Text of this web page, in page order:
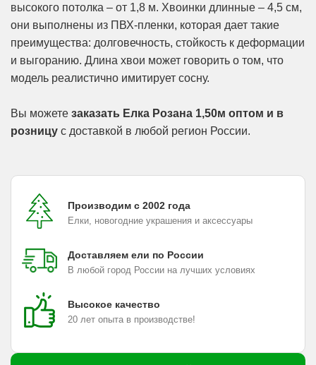
высокого потолка – от 1,8 м. Хвоинки длинные – 4,5 см,
они выполнены из ПВХ-пленки, которая дает такие
преимущества: долговечность, стойкость к деформации
и выгоранию. Длина хвои может говорить о том, что
модель реалистично имитирует сосну.
Вы можете заказать Елка Розана 1,50м оптом и в
розницу с доставкой в любой регион России.
Производим с 2002 года
Елки, новогодние украшения и аксессуары
Доставляем ели по России
В любой город России на лучших условиях
Высокое качество
20 лет опыта в производстве!